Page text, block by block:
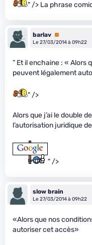
" /> La phrase
barlav Premium
Le 27/03/2014 à 09h22
” Et il enchaine : « Alors
peuvent légalement
" />
Alors que j’ai le double
l’autorisation juridique
" />
slow brain
Le 27/03/2014 à 09h22
«Alors que nos
autoriser cet accès»